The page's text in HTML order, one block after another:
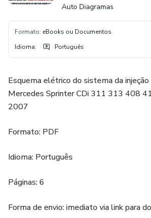
Auto Diagramas
Formato: eBooks ou Documentos
Idioma: Português
Esquema elétrico do sistema da
Mercedes Sprinter CDi 311 313 408
2007
Formato: PDF
Idioma: Português
Páginas: 6
Forma de envio: imediato via link para